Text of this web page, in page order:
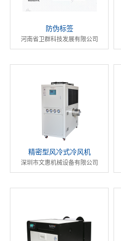
防伪标签
河南省卫群科技发展有限公司
精密型风冷式冷风机
深圳市文惠机械设备有限公司